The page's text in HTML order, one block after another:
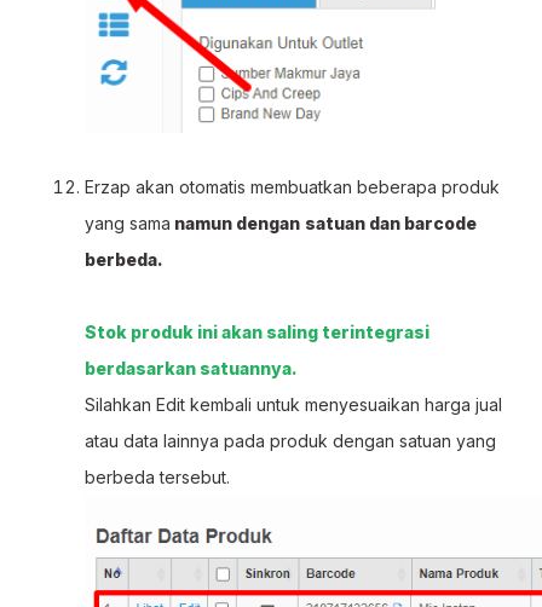
Erzap akan otomatis membuatkan beberapa produk
yang sama namun dengan satuan dan barcode
berbeda.
Stok produk ini akan saling terintegrasi
berdasarkan satuannya.
Silahkan Edit kembali untuk menyesuaikan harga jual
atau data lainnya pada produk dengan satuan yang
berbeda tersebut.